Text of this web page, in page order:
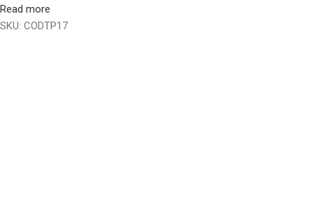
Read more
SKU: CODTP17